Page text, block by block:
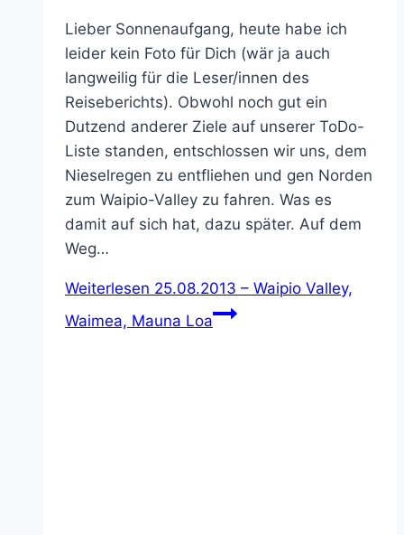
Lieber Sonnenaufgang, heute habe ich
leider kein Foto für Dich (wär ja auch
langweilig für die Leser/innen des
Reiseberichts). Obwohl noch gut ein
Dutzend anderer Ziele auf unserer ToDo-
Liste standen, entschlossen wir uns, dem
Nieselregen zu entfliehen und gen Norden
zum Waipio-Valley zu fahren. Was es
damit auf sich hat, dazu später. Auf dem
Weg…
Weiterlesen 25.08.2013 – Waipio Valley,
Waimea, Mauna Loa